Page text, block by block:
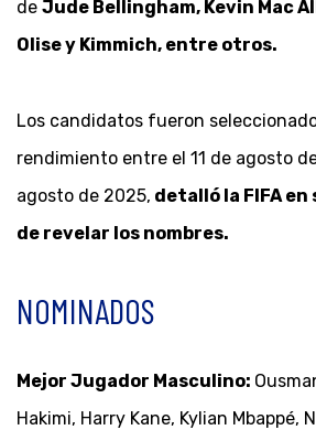
de Jude Bellingham, Kevin Mac
Olise y Kimmich, entre otros.
Los candidatos fueron
rendimiento entre el 11 de agosto
agosto de 2025, detalló la FIFA
de revelar los nombres.
NOMINADOS
Mejor Jugador Masculino:
Hakimi, Harry Kane, Kylian Mbappé,